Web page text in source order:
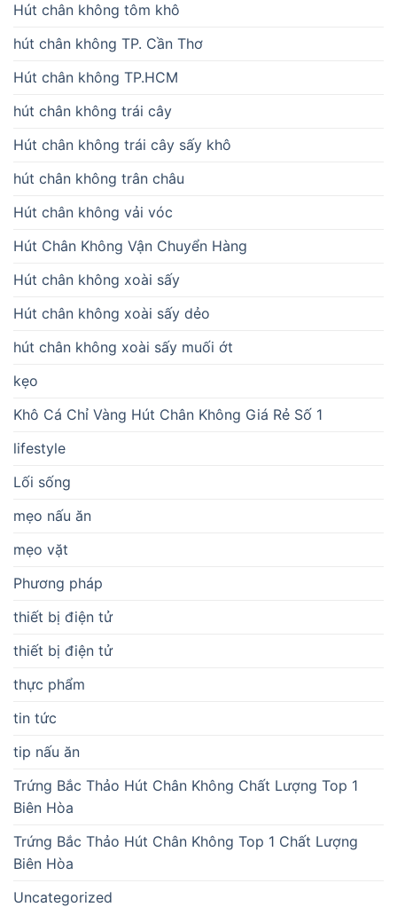
Hút chân không tôm khô
hút chân không TP. Cần Thơ
Hút chân không TP.HCM
hút chân không trái cây
Hút chân không trái cây sấy khô
hút chân không trân châu
Hút chân không vải vóc
Hút Chân Không Vận Chuyển Hàng
Hút chân không xoài sấy
Hút chân không xoài sấy dẻo
hút chân không xoài sấy muối ớt
kẹo
Khô Cá Chỉ Vàng Hút Chân Không Giá Rẻ Số 1
lifestyle
Lối sống
mẹo nấu ăn
mẹo vặt
Phương pháp
thiết bị điện tử
thiết bị điện tử
thực phẩm
tin tức
tip nấu ăn
Trứng Bắc Thảo Hút Chân Không Chất Lượng Top 1
Biên Hòa
Trứng Bắc Thảo Hút Chân Không Top 1 Chất Lượng
Biên Hòa
Uncategorized